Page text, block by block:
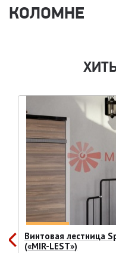
КОЛОМНЕ
Винтовая лестница
(«MIR-LEST»)